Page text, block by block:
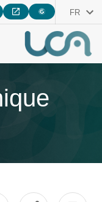
FR